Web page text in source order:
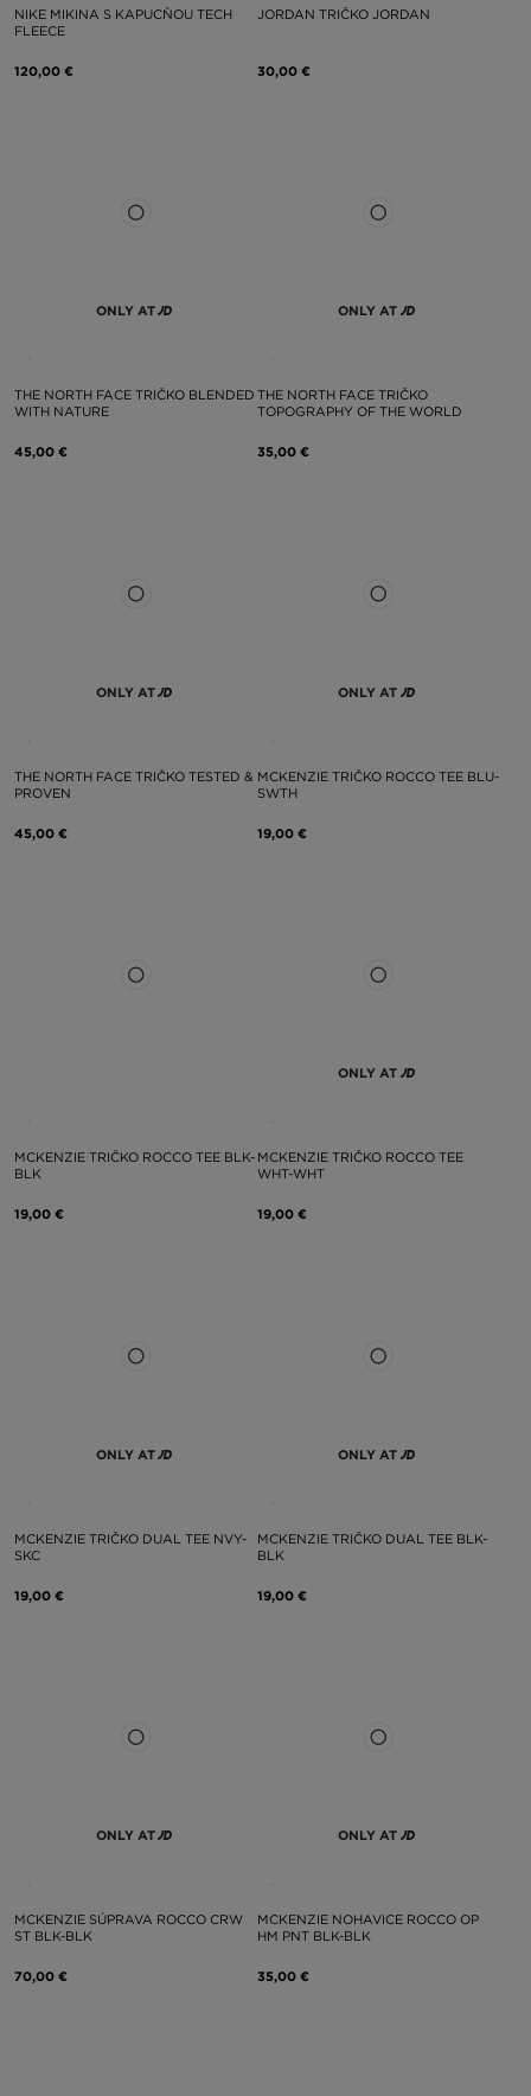
NIKE MIKINA S KAPUCŇOU TECH
FLEECE
120,00 €
JORDAN TRIČKO JORDAN
30,00 €
ONLY AT
THE NORTH FACE TRIČKO BLENDED
WITH NATURE
45,00 €
ONLY AT
THE NORTH FACE TRIČKO
TOPOGRAPHY OF THE WORLD
35,00 €
ONLY AT
THE NORTH FACE TRIČKO TESTED &
PROVEN
45,00 €
ONLY AT
MCKENZIE TRIČKO ROCCO TEE BLU-
SWTH
19,00 €
MCKENZIE TRIČKO ROCCO TEE BLK-
BLK
19,00 €
ONLY AT
MCKENZIE TRIČKO ROCCO TEE
WHT-WHT
19,00 €
ONLY AT
MCKENZIE TRIČKO DUAL TEE NVY-
SKC
19,00 €
ONLY AT
MCKENZIE TRIČKO DUAL TEE BLK-
BLK
19,00 €
ONLY AT
MCKENZIE SÚPRAVA ROCCO CRW
ST BLK-BLK
70,00 €
ONLY AT
MCKENZIE NOHAVICE ROCCO OP
HM PNT BLK-BLK
35,00 €